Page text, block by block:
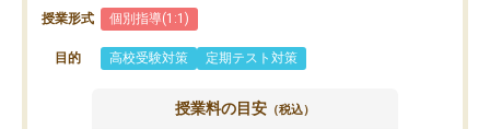
授業形式 個別指導(1:1)
目的 高校受験対策 定期テスト対策
授業料の目安 （税込）